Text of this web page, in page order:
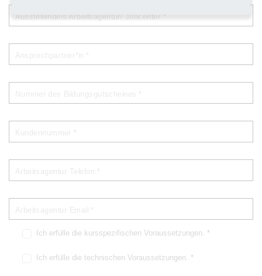
Ausstellende/s Arbeitsagentur/ Jobcenter *
Ich erfülle die kursspezifischen Voraussetzungen. *
Ich erfülle die technischen Voraussetzungen. *